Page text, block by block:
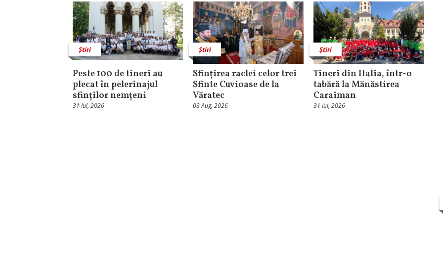
Știri
Peste 100 de tineri au
plecat în pelerinajul
sfinților nemțeni
31 Iul, 2026
Știri
Sfințirea raclei celor trei
Sfinte Cuvioase de la
Văratec
03 Aug, 2026
Știri
Tineri din Italia, într-o
tabără la Mănăstirea
Caraiman
31 Iul, 2026